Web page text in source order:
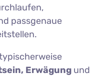
passgenaue
Erwägung und